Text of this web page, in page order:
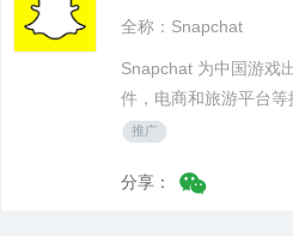
全称：Snapchat
Snapchat 为中国游戏
件，电商和旅游平台
推广
分享：